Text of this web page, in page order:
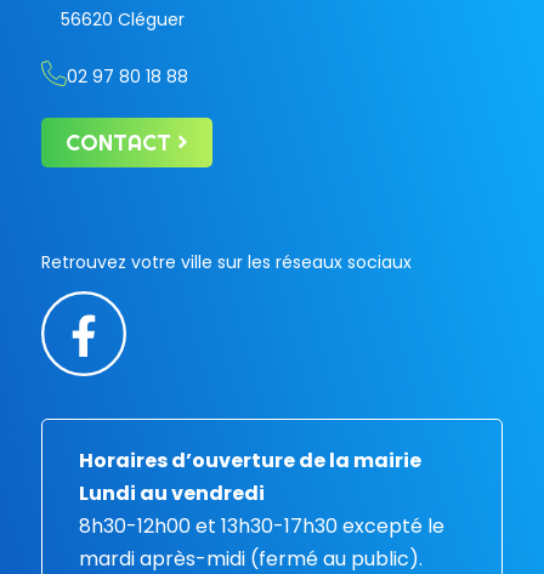
56620 Cléguer
02 97 80 18 88
CONTACT
Retrouvez votre ville sur les réseaux sociaux
Horaires d’ouverture de la mairie
Lundi au vendredi
8h30-12h00 et 13h30-17h30 excepté le
mardi après-midi (fermé au public).